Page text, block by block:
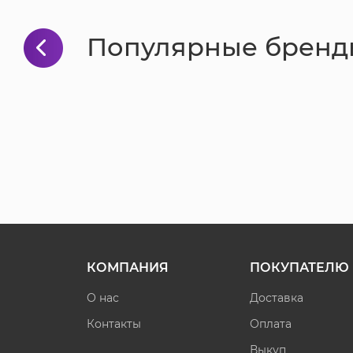
Популярные
КОМПАНИЯ
О нас
Контакты
ПОКУПАТЕЛЮ
Доставка
Оплата
Выкуп